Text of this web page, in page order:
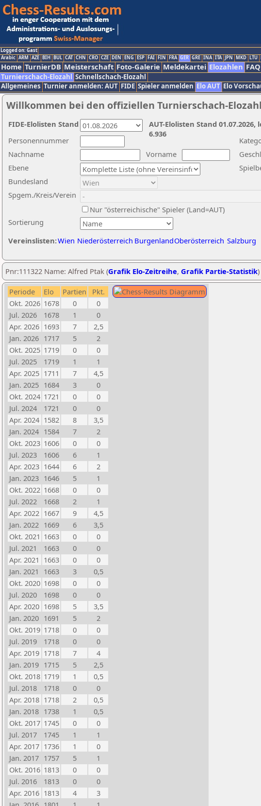
Logged on: Gast
Arabic ARM AZE BIH BUL CAT CHN CRO CZE DEN ENG ESP FAI FIN FRA GER GRE INA ITA JPN MKD LTU
Home TurnierDB Meisterschaft Foto-Galerie Meldekartei Elozahlen FAQ
Turnierschach-Elozahl Schnellschach-Elozahl
Allgemeines Turnier anmelden: AUT FIDE Spieler anmelden Elo AUT Elo
Willkommen bei den offiziellen Turnierschach-
Nachname
Vorname
Ebene
Sortierung
Personennummer
Bundesland
Spgem./Kreis/Verein
Nur "österreichische" Spieler (Land=AUT)
Vereinslisten:Wien Niederösterreich BurgenlandOberösterreich Salzburg
AUT-Elolisten Stand
6.936
FIDE-Elolisten Stand
Pnr:111322 Name: Alfred Ptak (Grafik Elo-Zeitreihe, Grafik Partie-Statistik)
Periode Elo Partien
Pkt.
Okt. 2026 1678 0
0
Jul. 2026
1678 1
0
Apr. 2026 1693 7
2,5
Jan. 2026 1717 5
2
Okt. 2025 1719 0
0
Jul. 2025
1719 1
1
Apr. 2025 1711 7
4,5
Jan. 2025 1684 3
0
Okt. 2024 1721 0
0
Jul. 2024
1721 0
0
Apr. 2024 1582 8
3,5
Jan. 2024 1584 7
2
Okt. 2023 1606 0
0
Jul. 2023
1606 6
1
Apr. 2023 1644 6
2
Jan. 2023 1646 5
1
Okt. 2022 1668 0
0
Jul. 2022
1668 2
1
Apr. 2022 1667 9
4,5
Jan. 2022 1669 6
3,5
Okt. 2021 1663 0
0
Jul. 2021
1663 0
0
Apr. 2021 1663 0
0
Jan. 2021
1663 3
0,5
Okt. 2020 1698 0
0
Jul. 2020
1698 0
0
Apr. 2020 1698 5
3,5
Jan. 2020 1691 5
2
Okt. 2019 1718 0
0
Jul. 2019
1718 0
0
Apr. 2019 1718 7
4
Jan. 2019 1715 5
2,5
Okt. 2018 1719 1
0,5
Jul. 2018
1718 0
0
Apr. 2018 1718 2
0,5
Jan. 2018 1738 1
0,5
Okt. 2017 1745 0
0
Jul. 2017
1745 1
1
Apr. 2017 1736 1
0
Jan. 2017 1757 5
1
Okt. 2016 1813 0
0
Jul. 2016
1813 0
0
Apr. 2016 1813 4
3